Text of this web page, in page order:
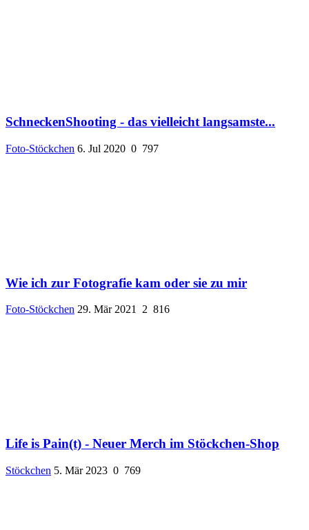
SchneckenShooting - das vielleicht langsamste...
Foto-Stöckchen 6. Jul 2020 0 797
Wie ich zur Fotografie kam oder sie zu mir
Foto-Stöckchen 29. Mär 2021 2 816
Life is Pain(t) - Neuer Merch im Stöckchen-Shop
Stöckchen 5. Mär 2023 0 769